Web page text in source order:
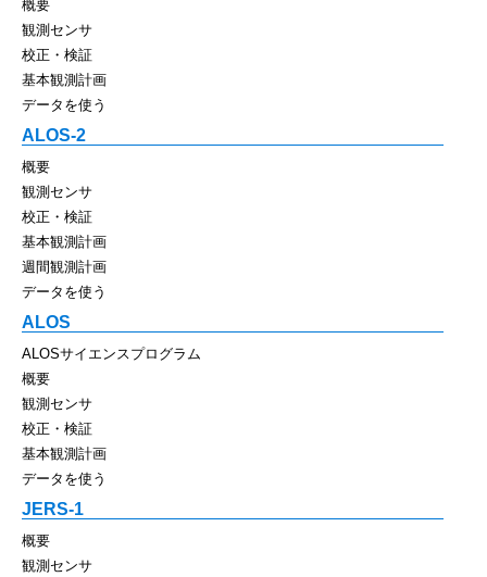
概要
観測センサ
校正・検証
基本観測計画
データを使う
ALOS-2
概要
観測センサ
校正・検証
基本観測計画
週間観測計画
データを使う
ALOS
ALOSサイエンスプログラム
概要
観測センサ
校正・検証
基本観測計画
データを使う
JERS-1
概要
観測センサ